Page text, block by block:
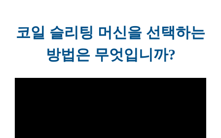
코일 슬리팅 머신을 선택하는
방법은 무엇입니까?